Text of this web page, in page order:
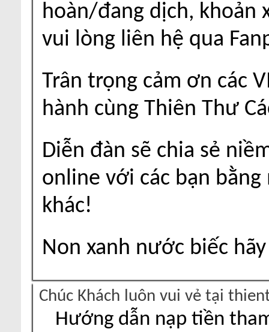
hoàn/đang dịch, khoản
vui lòng liên hệ qua
Trân trọng cảm ơn các
hành cùng Thiên Thư
Diễn đàn sẽ chia sẻ
online với các bạn
khác!
Non xanh nước biếc
Chúc Khách luôn vui vẻ tại
Hướng dẫn nạp tiền